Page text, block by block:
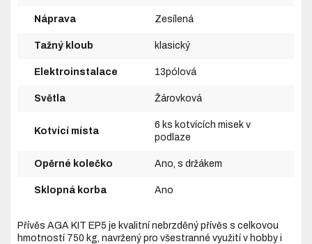
Náprava Zesílená
Tažný kloub klasický
Elektroinstalace 13pólová
Světla Žárovková
Kotvící místa
6 ks kotvících misek v
podlaze
Opěrné kolečko Ano, s držákem
Sklopná korba Ano
Přívěs AGA KIT EP5 je kvalitní nebrzděný přívěs s celkovou
hmotností 750 kg, navržený pro všestranné využití v hobby i